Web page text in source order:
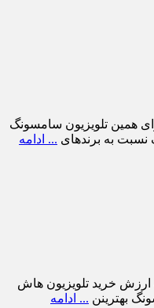
همین تلویزیون سامسونگ
نسبت به برندهای ... ادامه
خرید تلویزیون هاش
... ادامه